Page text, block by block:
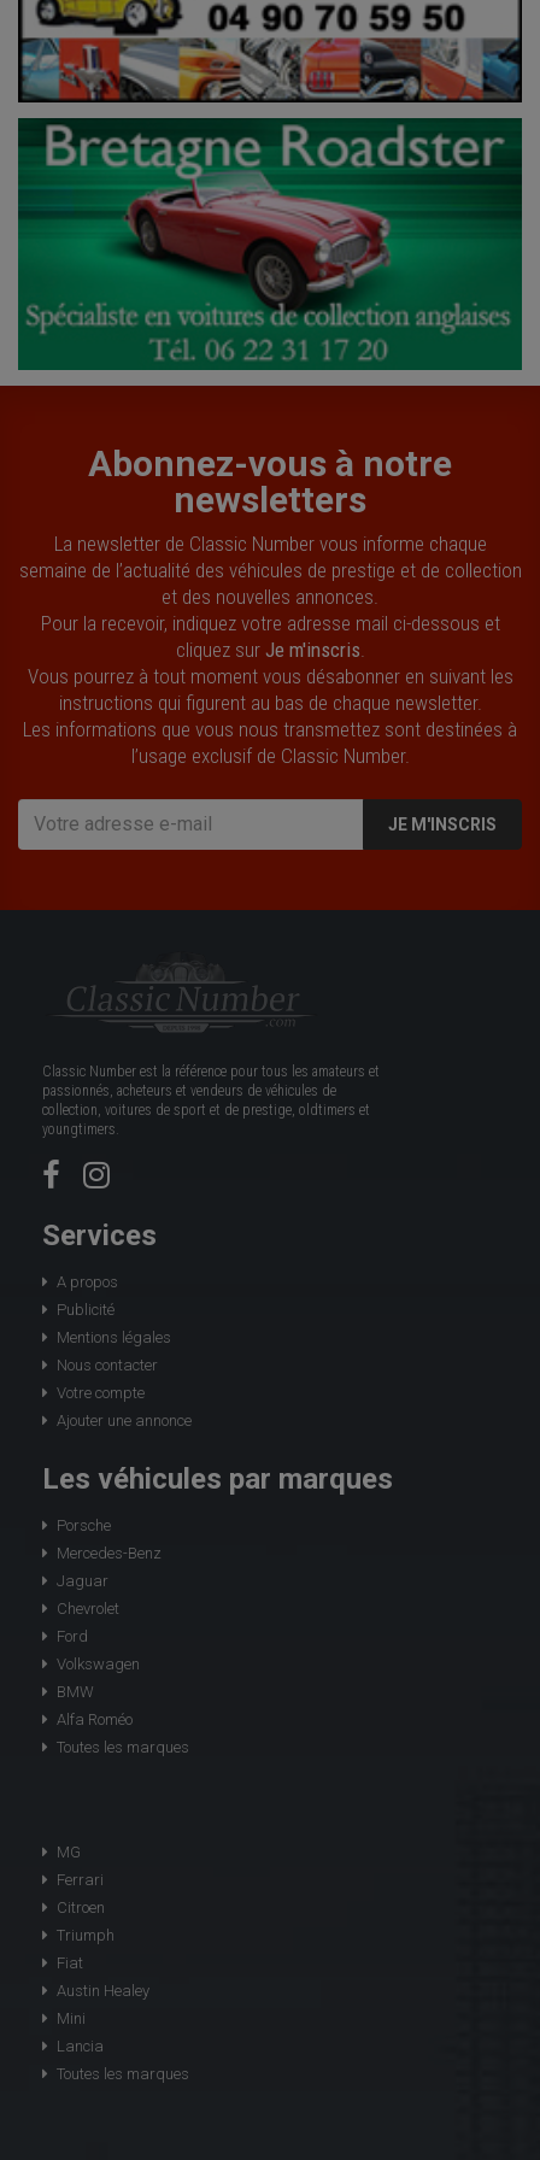
Abonnez-vous à notre
newsletters
La newsletter de Classic Number vous informe chaque
semaine de l’actualité des véhicules de prestige et de collection
et des nouvelles annonces.
Pour la recevoir, indiquez votre adresse mail ci-dessous et
cliquez sur Je m'inscris
Vous pourrez à tout moment vous désabonner en suivant les
instructions qui figurent au bas de chaque newsletter.
Les informations que vous nous transmettez sont destinées à
l’usage exclusif de Classic Number.
JE M'INSCRIS
Classic Number est la référence pour tous les amateurs et
passionnés, acheteurs et vendeurs de véhicules de
collection, voitures de sport et de prestige, oldtimers et
youngtimers.
Services
A propos
Publicité
Mentions légales
Nous contacter
Votre compte
Ajouter une annonce
Les véhicules par marques
Porsche
Mercedes-Benz
Jaguar
Chevrolet
Ford
Volkswagen
BMW
Alfa Roméo
Toutes les marques
MG
Ferrari
Citroen
Triumph
Fiat
Austin Healey
Mini
Lancia
Toutes les marques